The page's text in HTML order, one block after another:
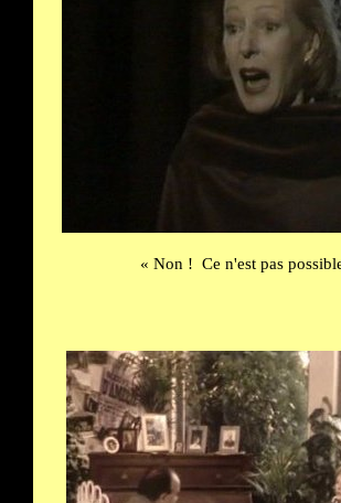
« Non ! Ce n'est pas